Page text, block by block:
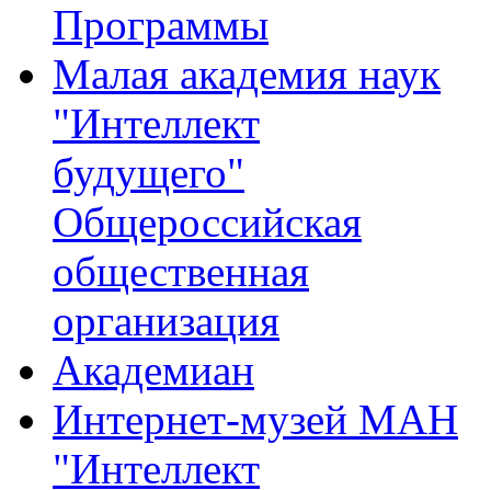
Программы
Малая академия наук
"Интеллект
будущего"
Общероссийская
общественная
организация
Академиан
Интернет-музей МАН
"Интеллект